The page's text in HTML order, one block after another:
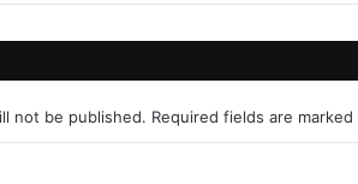
not be published. Required fields are marked